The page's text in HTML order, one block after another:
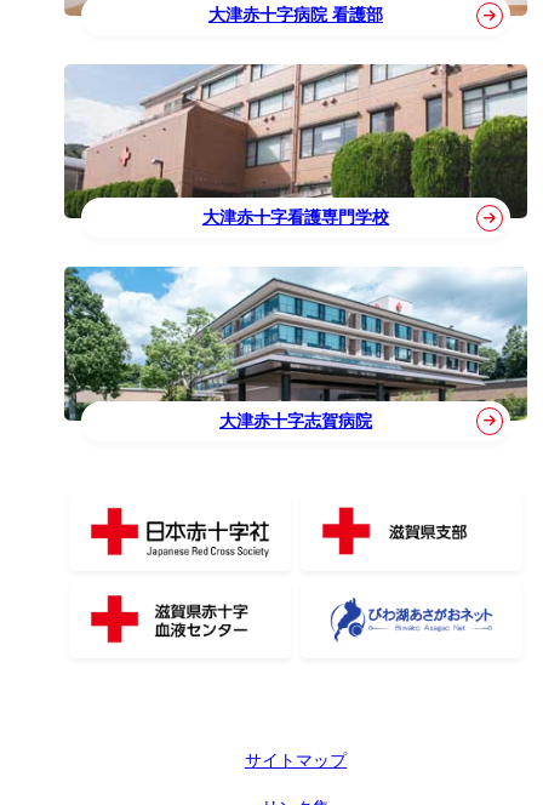
大津赤十字病院 看護部
大津赤十字看護専門学校
大津赤十字志賀病院
サイトマップ